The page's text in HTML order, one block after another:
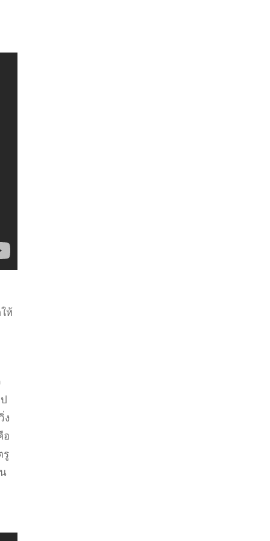
ห้
ง
อ
รู